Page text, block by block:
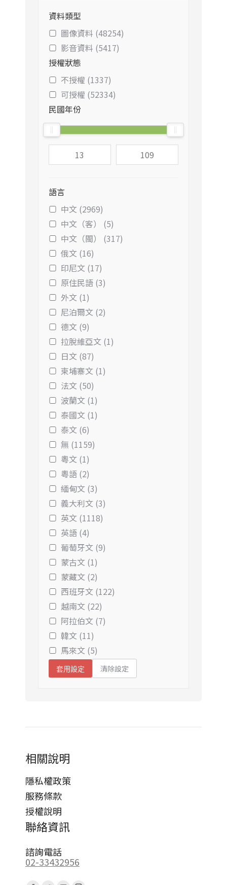
資料類型
圖像資料 (48254)
影音資料 (5417)
授權狀態
不授權 (1337)
可授權 (52334)
民國年份
語言
中文 (2969)
中文（客） (5)
中文（閩） (317)
俄文 (16)
印尼文 (17)
原住民語 (3)
外文 (1)
尼泊爾文 (2)
德文 (9)
拉脫維亞文 (1)
日文 (87)
柬埔寨文 (1)
法文 (50)
波蘭文 (1)
泰國文 (1)
泰文 (6)
無 (1159)
粵文 (1)
粵語 (2)
緬甸文 (3)
義大利文 (3)
英文 (1118)
英語 (4)
葡萄牙文 (9)
蒙古文 (1)
蒙藏文 (2)
西班牙文 (122)
越南文 (22)
阿拉伯文 (7)
韓文 (11)
馬來文 (5)
套用設定 清除設定
相關說明
隱私權政策
服務條款
授權說明
聯絡資訊
諮詢電話
02-33432956